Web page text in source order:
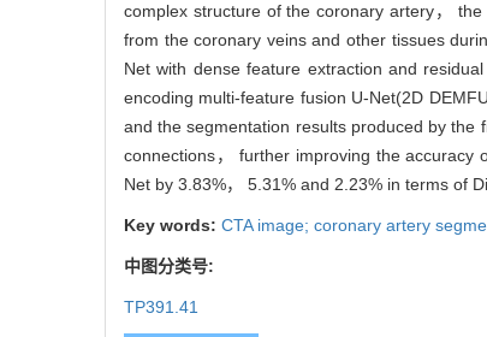
complex structure of the coronary artery，
from the coronary veins and other tissues
Net with dense feature extraction and
encoding multi-feature fusion U-Net(2D
and the segmentation results produced by the
connections， further improving the accuracy
Net by 3.83%， 5.31% and 2.23% in terms of
Key words: CTA image; coronary artery
中图分类号:
TP391.41